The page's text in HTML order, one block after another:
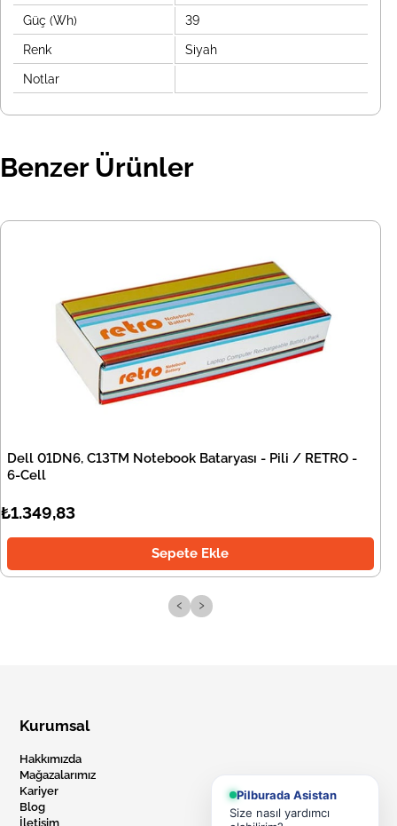
Güç (Wh) 39
Renk Siyah
Notlar
Benzer Ürünler
Dell 01DN6, C13TM Notebook Bataryası - Pili / RETRO -
6-Cell
₺1.349,83
Sepete Ekle
‹ ›
Kurumsal
Hakkımızda
Mağazalarımız
Kariyer
Blog
İletişim
Pilburada Asistan
Size nasıl yardımcı